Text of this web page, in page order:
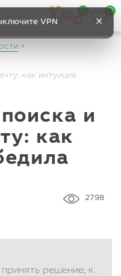
VPN ✕
0
как интуиция
как
2798
решение, к